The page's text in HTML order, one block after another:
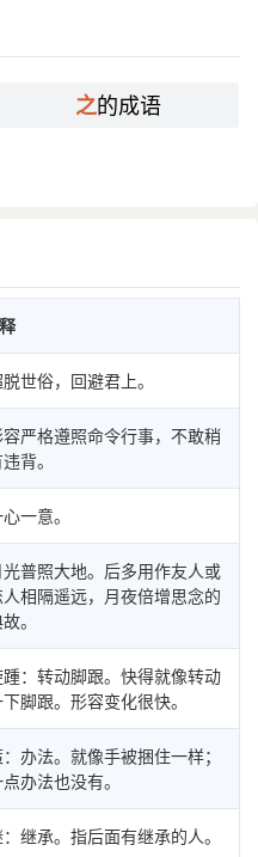
之的成语
世俗，回避君上。
严格遵照命令行事，不敢稍
背。
一意。
光普照大地。后多用作友人或
人相隔遥远，月夜倍增思念的
。
：转动脚跟。快得就像转动
脚跟。形容变化很快。
办法。就像手被捆住一样；
办法也没有。
继承。指后面有继承的人。